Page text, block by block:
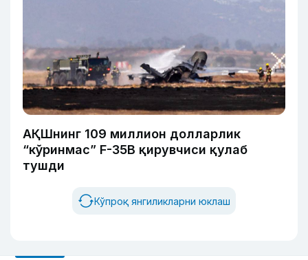
АҚШнинг 109 миллион долларлик
“кўринмас” F-35B қирувчиси қулаб
тушди
Кўпроқ янгиликларни юклаш